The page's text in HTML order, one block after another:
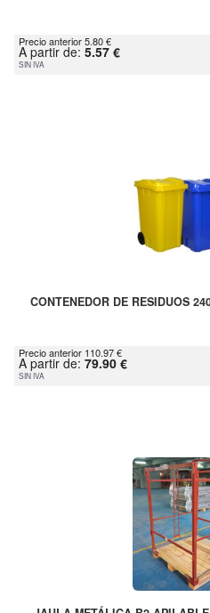
Precio anterior 5.80 €
A partir de: 5.57 €
SIN IVA
CONTENEDOR DE RESIDUOS
Precio anterior 110.97 €
A partir de: 79.90 €
SIN IVA